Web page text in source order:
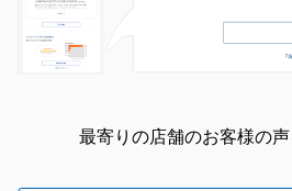
最寄りの店舗のお客様の